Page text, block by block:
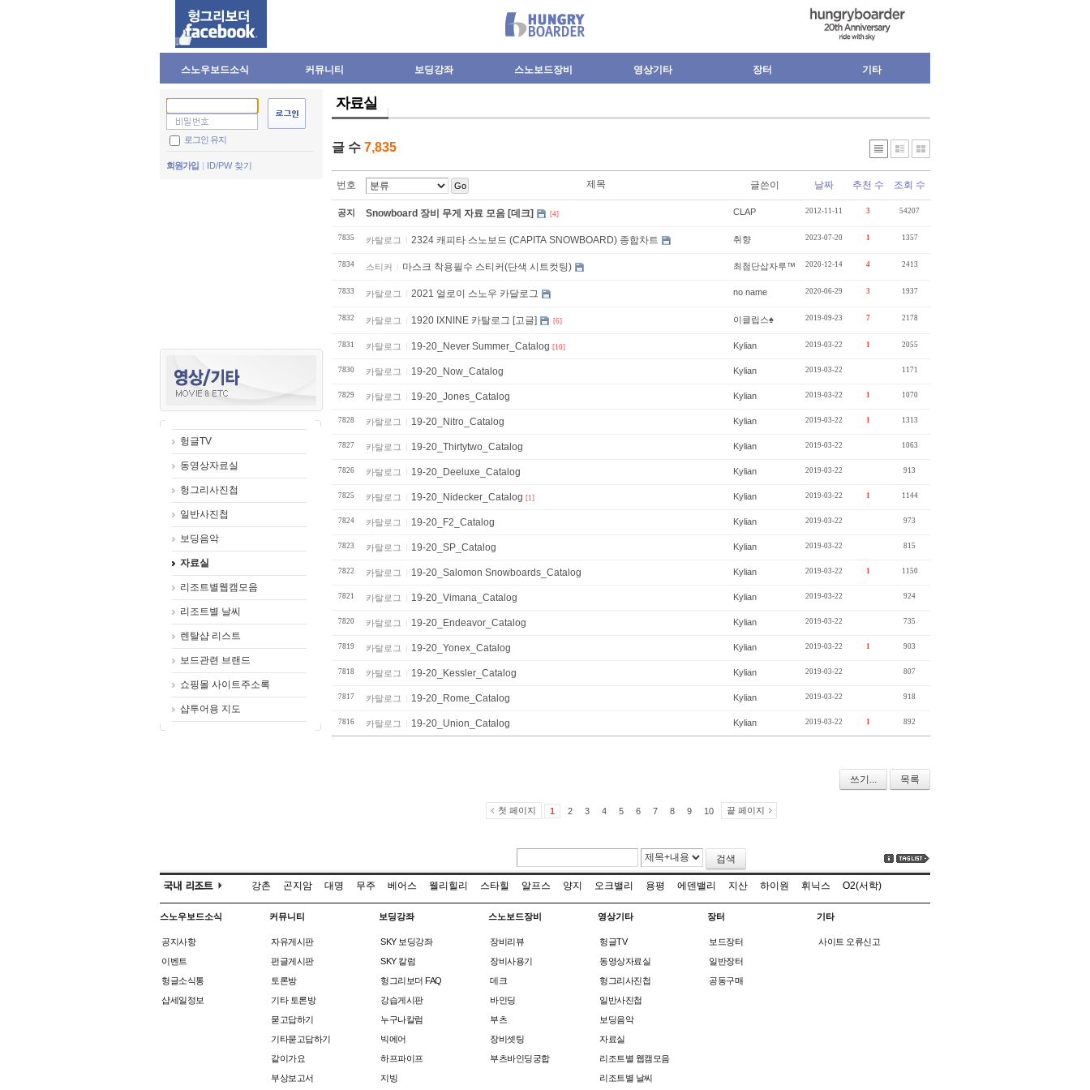
스노우보드소식 커뮤니티 보딩강좌 스노보드장비 영상기타 장터 기타
로그인 유지
회원가입 ID/PW 찾기
헝글TV
동영상자료실
헝그리사진첩
일반사진첩
보딩음악
자료실
리조트별웹캠모음
리조트별 날씨
렌탈샵 리스트
보드관련 브랜드
쇼핑몰 사이트주소록
샵투어용 지도
자료실
글 수 7,835
번호 Go 제목 글쓴이 날짜 추천 수 조회 수
공지 Snowboard 장비 무게 자료 모음 [데크] [4] CLAP 2012-11-11 3 54207
7835 카탈로그 2324 캐피타 스노보드 (CAPITA SNOWBOARD) 종합차트 취향 2023-07-20 1 1357
7834 스티커 마스크 착용필수 스티커(단색 시트컷팅) 최첨단삽자루™ 2020-12-14 4 2413
7833 카탈로그 2021 얼로이 스노우 카달로그 no name 2020-06-29 3 1937
7832 카탈로그 1920 IXNINE 카탈로그 [고글] [6] 이클립스♠ 2019-09-23 7 2178
7831 카탈로그 19-20_Never Summer_Catalog [10] Kylian 2019-03-22 1 2055
7830 카탈로그 19-20_Now_Catalog Kylian 2019-03-22 1171
7829 카탈로그 19-20_Jones_Catalog Kylian 2019-03-22 1 1070
7828 카탈로그 19-20_Nitro_Catalog Kylian 2019-03-22 1 1313
7827 카탈로그 19-20_Thirtytwo_Catalog Kylian 2019-03-22 1063
7826 카탈로그 19-20_Deeluxe_Catalog Kylian 2019-03-22 913
7825 카탈로그 19-20_Nidecker_Catalog [1] Kylian 2019-03-22 1 1144
7824 카탈로그 19-20_F2_Catalog Kylian 2019-03-22 973
7823 카탈로그 19-20_SP_Catalog Kylian 2019-03-22 815
7822 카탈로그 19-20_Salomon Snowboards_Catalog Kylian 2019-03-22 1 1150
7821 카탈로그 19-20_Vimana_Catalog Kylian 2019-03-22 924
7820 카탈로그 19-20_Endeavor_Catalog Kylian 2019-03-22 735
7819 카탈로그 19-20_Yonex_Catalog Kylian 2019-03-22 1 903
7818 카탈로그 19-20_Kessler_Catalog Kylian 2019-03-22 807
7817 카탈로그 19-20_Rome_Catalog Kylian 2019-03-22 918
7816 카탈로그 19-20_Union_Catalog Kylian 2019-03-22 1 892
쓰기... 목록
첫 페이지 1 2 3 4 5 6 7 8 9 10 끝 페이지
검색
강촌 곤지암 대명 무주 베어스 웰리힐리 스타힐 알프스 양지 오크밸리 용평 에덴밸리 지산 하이원 휘닉스 O2(서학)
스노우보드소식
공지사항
이벤트
헝글소식통
샵세일정보
커뮤니티
자유게시판
펀글게시판
토론방
기타 토론방
묻고답하기
기타묻고답하기
같이가요
부상보고서
보딩강좌
SKY 보딩강좌
SKY 칼럼
헝그리보더 FAQ
강습게시판
누구나칼럼
빅에어
하프파이프
지빙
스노보드장비
장비리뷰
장비사용기
데크
바인딩
부츠
장비셋팅
부츠바인딩궁합
영상기타
헝글TV
동영상자료실
헝그리사진첩
일반사진첩
보딩음악
자료실
리조트별 웹캠모음
리조트별 날씨
장터
보드장터
일반장터
공동구매
기타
사이트 오류신고